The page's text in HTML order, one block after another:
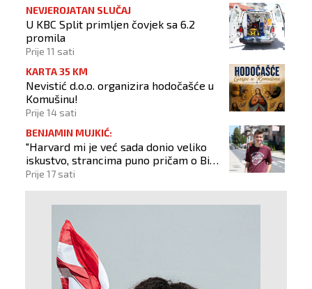
NEVJEROJATAN SLUČAJ
U KBC Split primljen čovjek sa 6.2
promila
Prije 11 sati
KARTA 35 KM
Nevistić d.o.o. organizira hodočašće u
Komušinu!
Prije 14 sati
BENJAMIN MUJKIĆ:
"Harvard mi je već sada donio veliko
iskustvo, strancima puno pričam o BiH
i Novom Travniku"
Prije 17 sati